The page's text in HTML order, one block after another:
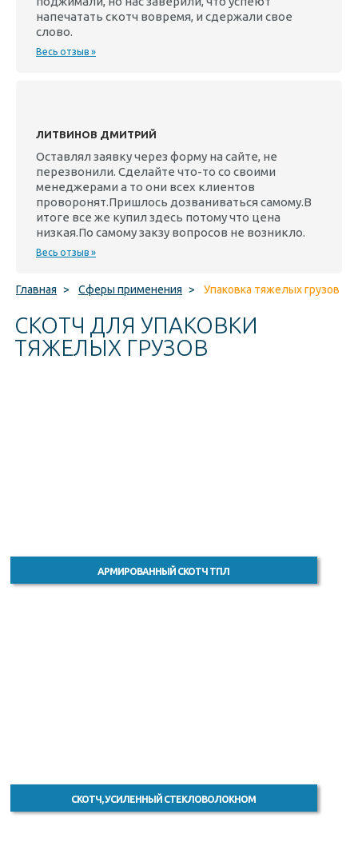
напечатать скотч вовремя, и сдержали свое
слово.
Весь отзыв »
ЛИТВИНОВ ДМИТРИЙ
Оставлял заявку через форму на сайте, не
перезвонили. Сделайте что-то со своими
менеджерами а то они всех клиентов
проворонят.Пришлось дозваниваться самому.В
итоге все же купил здесь потому что цена
низкая.По самому закзу вопросов не возникло.
Весь отзыв »
Главная > Сферы применения > Упаковка тяжелых грузов
СКОТЧ ДЛЯ УПАКОВКИ
ТЯЖЕЛЫХ ГРУЗОВ
АРМИРОВАННЫЙ СКОТЧ ТПЛ
СКОТЧ, УСИЛЕННЫЙ СТЕКЛОВОЛОКНОМ